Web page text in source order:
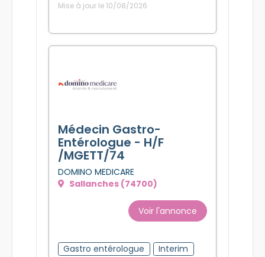
Mise à jour le 10/08/2026
Médecin Gastro-
Entérologue - H/F
/MGETT/74
DOMINO MEDICARE
Sallanches (74700)
Voir l'annonce
Gastro entérologue
Interim